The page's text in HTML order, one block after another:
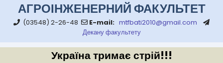
АГРОІНЖЕНЕРНИЙ ФАКУЛЬТЕТ
(03548) 2-26-48 E-mail: mtfbati2010@gmail.com
Декану факультету
Україна тримає стрій!!!